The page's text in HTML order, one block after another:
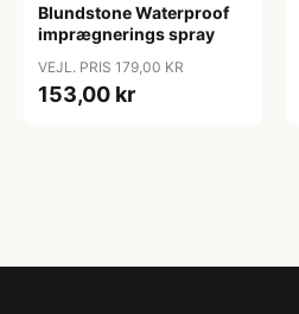
Blundstone Waterproof
imprægnerings spray
VEJL. PRIS 179,00 KR
153,00 kr